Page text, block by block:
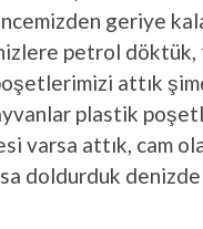
geriye
petrol
poşetlerimizi attık
plastik
varsa attık, cam
doldurduk